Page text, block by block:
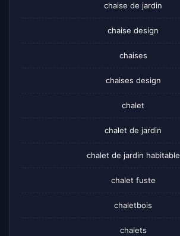
chaise de jardin
chaise design
chaises
chaises design
chalet
chalet de jardin
chalet de jardin habitable
chalet fuste
chaletbois
chalets